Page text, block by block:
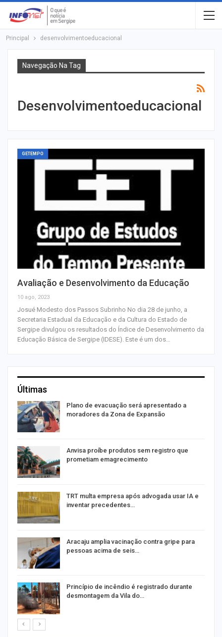
Principal desenvolvimentoeducacional
Navegação Na Tag
Desenvolvimentoeducacional
GETEMPO
Avaliação e Desenvolvimento da Educação
10 ago, 2023
Josué Modesto dos Passos Subrinho No dia 28 de junho, a
Secretaria Estadual da Educação e da Cultura do Estado de
Sergipe divulgou os resultados do Índice de Desenvolvimento da
Educação Básica de Sergipe (IDESE). Este é um dos…
Últimas
Plano de evacuação será apresentado a
moradores da Zona de Expansão
Anvisa proíbe produtos sem registro que
prometiam emagrecimento
TRT multa empresa após advogada usar IA e
inventar precedentes…
Aracaju amplia vacinação contra gripe para
pessoas acima de seis…
Princípio de incêndio é registrado durante
desmontagem da Vila do…